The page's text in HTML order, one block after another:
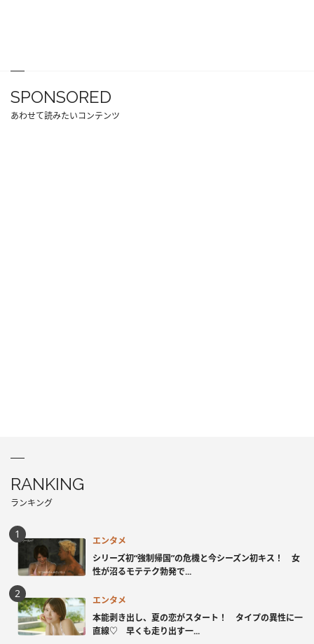
SPONSORED
あわせて読みたいコンテンツ
RANKING
ランキング
エンタメ
シリーズ初“強制帰国”の危機と今シーズン初キス！ 女
性が沼るモテテク勃発で...
エンタメ
本能剥き出し、夏の恋がスタート！ タイプの異性に一
直線♡ 早くも走り出す一...